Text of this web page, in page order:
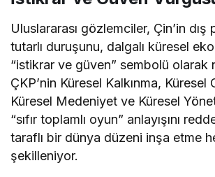
Uluslararası gözlemciler, Çin’in
tutarlı duruşunu, dalgalı küresel
“istikrar ve güven” sembolü olarak
ÇKP’nin Küresel Kalkınma, Küresel
Küresel Medeniyet ve Küresel
“sıfır toplamlı oyun” anlayışını
taraflı bir dünya düzeni inşa etme
şekilleniyor.